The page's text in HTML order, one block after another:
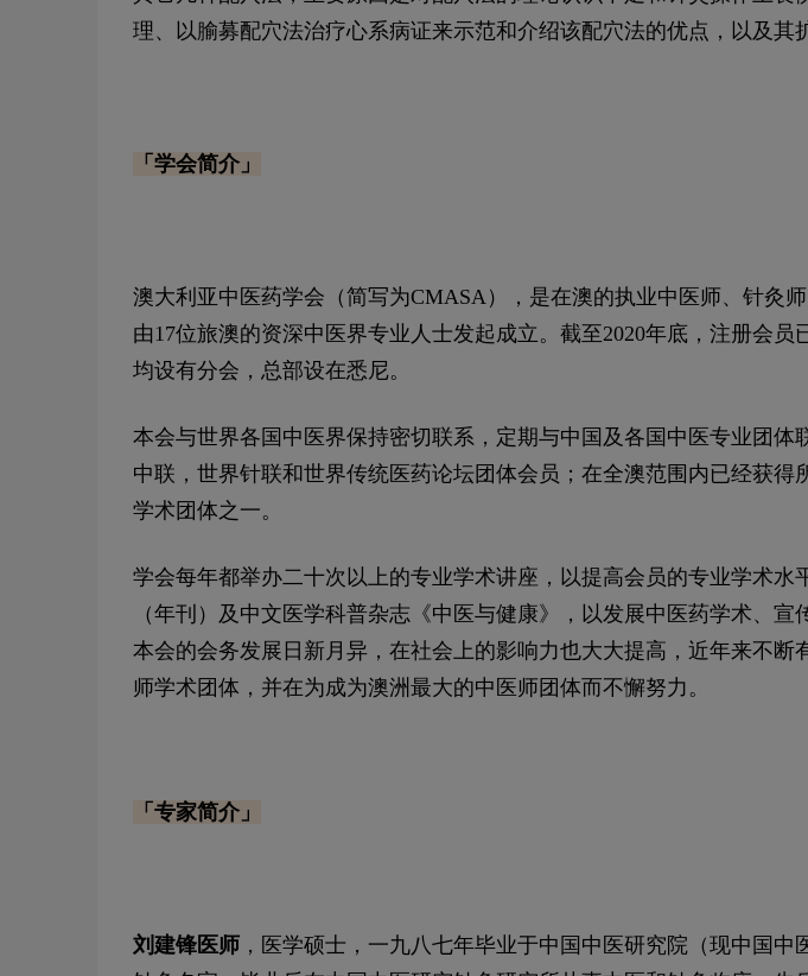
理、以腧募配穴法治疗心系病证来示范和介绍该配穴法的优点，以及其
「学会简介」
澳大利亚中医药学会（简写为CMASA），是在澳的执业中医师、针灸
由17位旅澳的资深中医界专业人士发起成立。截至2020年底，注册会
均设有分会，总部设在悉尼。
本会与世界各国中医界保持密切联系，定期与中国及各国中医专业团
中联，世界针联和世界传统医药论坛团体会员；在全澳范围内已经获
学术团体之一。
学会每年都举办二十次以上的专业学术讲座，以提高会员的专业学术
（年刊）及中文医学科普杂志《中医与健康》，以发展中医药学术、
本会的会务发展日新月异，在社会上的影响力也大大提高，近年来不
师学术团体，并在为成为澳洲最大的中医师团体而不懈努力。
「专家简介」
刘建锋医师 ， 医学硕士，一九八七年毕业于中国中医研究院（现中国